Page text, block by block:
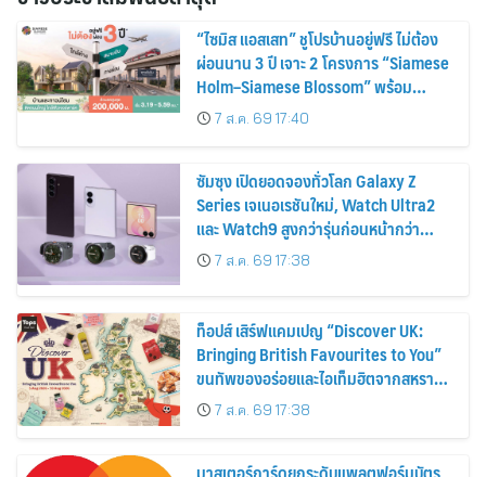
“ไซมิส แอสเสท” ชูโปรบ้านอยู่ฟรี ไม่ต้อง
ผ่อนนาน 3 ปี เจาะ 2 โครงการ “Siamese
Holm–Siamese Blossom” พร้อม
ส่วนลดและสิทธิพิเศษถึง 31 สิงหาคม
2569
7 ส.ค. 69 17:40
ซัมซุง เปิดยอดจองทั่วโลก Galaxy Z
Series เจเนอเรชันใหม่, Watch Ultra2
และ Watch9 สูงกว่ารุ่นก่อนหน้ากว่า
30%7 ส.ค. 69 17:38
ท็อปส์ เสิร์ฟแคมเปญ “Discover UK:
Bringing British Favourites to You”
ขนทัพของอร่อยและไอเท็มฮิตจากสหราช
อาณาจักร ส่งตรงถึงมือตั้งแต่วันนี้ – 18
สิงหาคมนี้
7 ส.ค. 69 17:38